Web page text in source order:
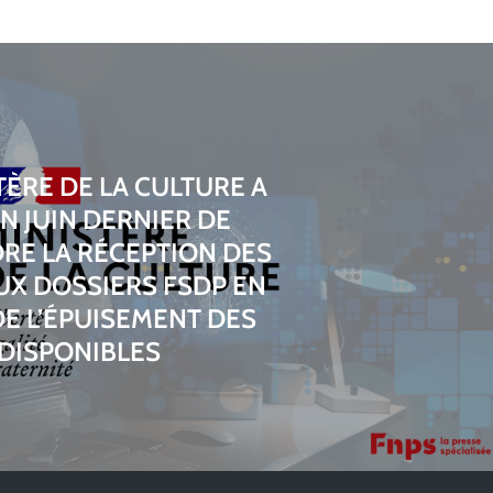
DE LA CULTURE A
JUIN DERNIER DE
LA RÉCEPTION DES
DOSSIERS FSDP EN
L’ÉPUISEMENT DES